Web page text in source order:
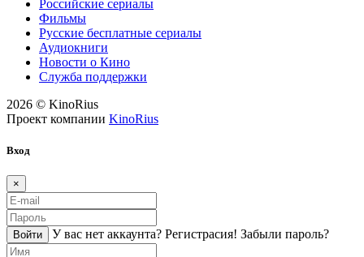
Российские сериалы
Фильмы
Русские бесплатные сериалы
Аудиокниги
Новости о Кино
Служба поддержки
2026 © KinoRius
Проект компании KinoRius
Вход
×
Войти У вас нет аккаунта? Регистраcия! Забыли пароль?